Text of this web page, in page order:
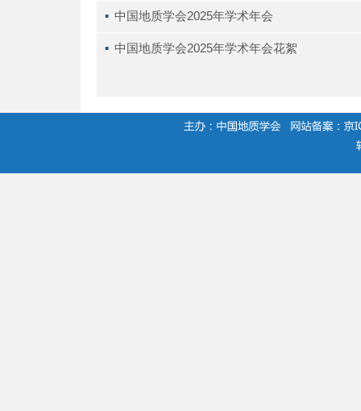
▪ 中国地质学会2025年学术年会
▪ 中国地质学会2025年学术年会花絮
.